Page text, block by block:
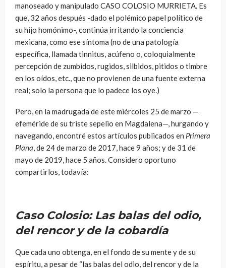
manoseado y manipulado CASO COLOSIO MURRIETA. Es
que, 32 años después -dado el polémico papel político de
su hijo homónimo-, continúa irritando la conciencia
mexicana, como ese síntoma (no de una patología
específica, llamada tinnitus, acúfeno o, coloquialmente
percepción de zumbidos, rugidos, silbidos, pitidos o timbre
en los oídos, etc., que no provienen de una fuente externa
real; solo la persona que lo padece los oye.)
Pero, en la madrugada de este miércoles 25 de marzo —
efeméride de su triste sepelio en Magdalena—, hurgando y
navegando, encontré estos artículos publicados en Primera
Plana, de 24 de marzo de 2017, hace 9 años; y de 31 de
mayo de 2019, hace 5 años. Considero oportuno
compartirlos, todavía:
Caso Colosio: Las balas del odio,
del rencor y de la cobardía
Que cada uno obtenga, en el fondo de su mente y de su
espíritu, a pesar de “las balas del odio, del rencor y de la